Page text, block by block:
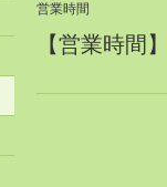
営業時間
【営業時間